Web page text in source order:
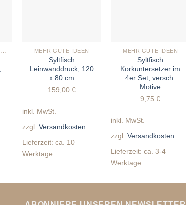
MEHR GUTE IDEEN
Syltfisch
Leinwanddruck, 120
x 80 cm
159,00 €
inkl. MwSt.
zzgl. Versandkosten
Lieferzeit: ca. 10
Werktage
MEHR GUTE IDEEN
Syltfisch
Korkuntersetzer im
4er Set, versch.
Motive
9,75€
inkl. MwSt.
zzgl.Versandkosten
Lieferzeit:ca. 3-4
Werktage